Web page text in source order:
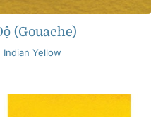
(Gouache)
Indian Yellow